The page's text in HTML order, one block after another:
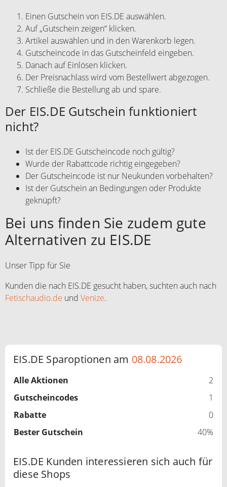
Einen Gutschein von EIS.DE auswählen.
Auf „Gutschein zeigen“ klicken.
Artikel auswählen und in den Warenkorb legen.
Gutscheincode in das Gutscheinfeld eingeben.
Danach auf Einlösen klicken.
Der Preisnachlass wird vom Bestellwert abgezogen.
Schließe die Bestellung ab und spare.
Der EIS.DE Gutschein funktioniert
nicht?
Ist der EIS.DE Gutscheincode noch gültig?
Wurde der Rabattcode richtig eingegeben?
Der Gutscheincode ist nur Neukunden vorbehalten?
Ist der Gutschein an Bedingungen oder Produkte
geknüpft?
Bei uns finden Sie zudem gute
Alternativen zu EIS.DE
Unser Tipp für Sie
Kunden die nach EIS.DE gesucht haben, suchten auch nach
Fetischaudio.de und Venize.
EIS.DE Sparoptionen am 08.08.2026
Alle Aktionen
2
Gutscheincodes
1
Rabatte
0
Bester Gutschein
40%
EIS.DE Kunden interessieren sich auch für
diese Shops